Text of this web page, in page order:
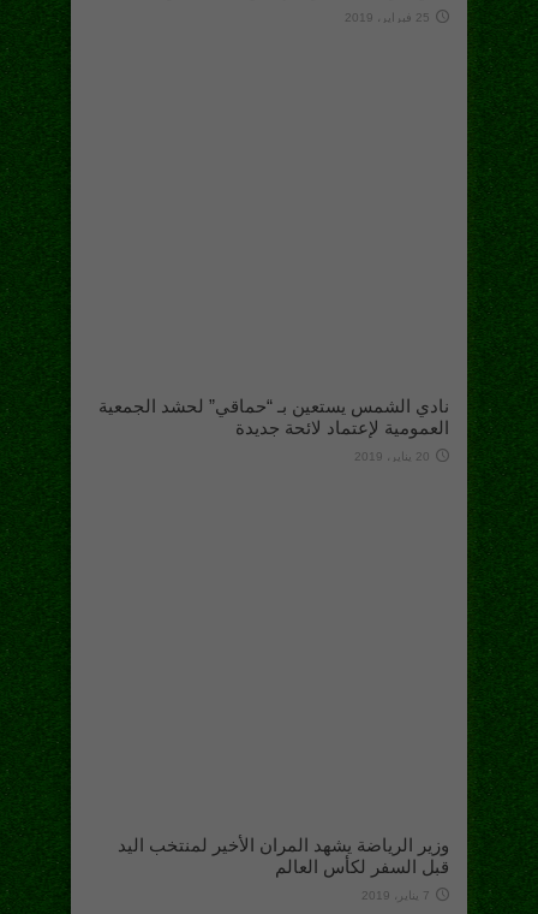
25 فبراير، 2019
نادي الشمس يستعين بـ “حماقي” لحشد الجمعية
العمومية لإعتماد لائحة جديدة
20 يناير، 2019
وزير الرياضة يشهد المران الأخير لمنتخب اليد
قبل السفر لكأس العالم
7 يناير، 2019